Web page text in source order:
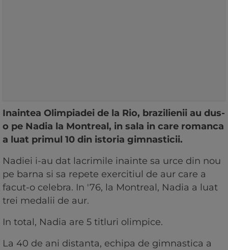
Inaintea Olimpiadei de la Rio, brazilienii au dus-
o pe Nadia la Montreal, in sala in care romanca
a luat primul 10 din istoria gimnasticii.
Nadiei i-au dat lacrimile inainte sa urce din nou
pe barna si sa repete exercitiul de aur care a
facut-o celebra. In '76, la Montreal, Nadia a luat
trei medalii de aur.
In total, Nadia are 5 titluri olimpice.
La 40 de ani distanta, echipa de gimnastica a